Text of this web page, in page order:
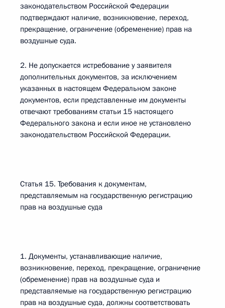
законодательством Российской Федерации
подтверждают наличие, возникновение, переход,
прекращение, ограничение (обременение) прав на
воздушные суда.
2. Не допускается истребование у заявителя
дополнительных документов, за исключением
указанных в настоящем Федеральном законе
документов, если представленные им документы
отвечают требованиям статьи 15 настоящего
Федерального закона и если иное не установлено
законодательством Российской Федерации.
Статья 15. Требования к документам,
представляемым на государственную регистрацию
прав на воздушные суда
1. Документы, устанавливающие наличие,
возникновение, переход, прекращение, ограничение
(обременение) прав на воздушные суда и
представляемые на государственную регистрацию
прав на воздушные суда, должны соответствовать